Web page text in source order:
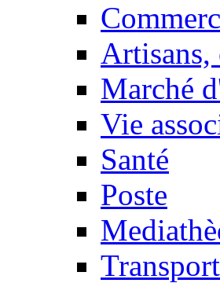
Artisans,
Marché
Vie
Santé
Poste